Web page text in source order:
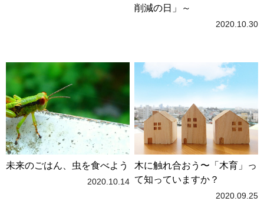
削減の日」～
2020.10.30
未来のごはん、虫を食べよう
2020.10.14
木に触れ合おう〜「木育」っ
て知っていますか？
2020.09.25